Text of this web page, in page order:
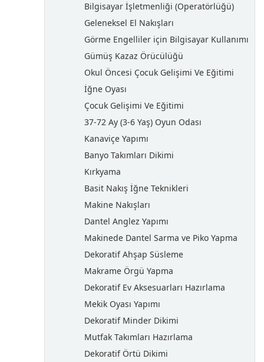
Bilgisayar İşletmenliği (Operatörlüğü)
Geleneksel El Nakışları
Görme Engelliler için Bilgisayar Kullanımı
Gümüş Kazaz Örücülüğü
Okul Öncesi Çocuk Gelişimi Ve Eğitimi
İğne Oyası
Çocuk Gelişimi Ve Eğitimi
37-72 Ay (3-6 Yaş) Oyun Odası
Kanaviçe Yapımı
Banyo Takımları Dikimi
Kırkyama
Basit Nakış İğne Teknikleri
Makine Nakışları
Dantel Anglez Yapımı
Makinede Dantel Sarma ve Piko Yapma
Dekoratif Ahşap Süsleme
Makrame Örgü Yapma
Dekoratif Ev Aksesuarları Hazırlama
Mekik Oyası Yapımı
Dekoratif Minder Dikimi
Mutfak Takımları Hazırlama
Dekoratif Örtü Dikimi